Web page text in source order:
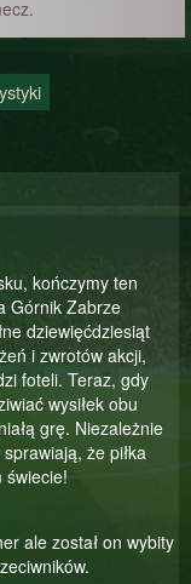
kończymy ten
Górnik Zabrze
dziewięćdziesiąt
i zwrotów akcji,
foteli. Teraz, gdy
wysiłek obu
grę. Niezależnie
że piłka
świecie!
ale został on wybity